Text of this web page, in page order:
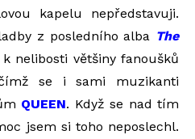
kapelu nepředstavuji.
z posledního alba The
nelibosti většiny fanoušků
se i sami muzikanti
QUEEN. Když se nad tím
jsem si toho neposlechl.